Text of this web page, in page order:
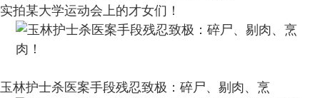
实拍某大学运动会上的才女们！
玉林护士杀医案手段残忍致极：碎尸、剔肉、烹